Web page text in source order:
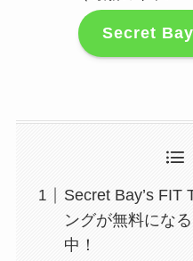
Secret
Secret Bay’s FIT
ングが無料にな
中！